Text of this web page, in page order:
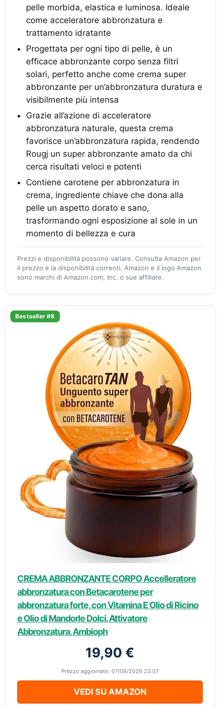
pelle morbida, elastica e luminosa. Ideale
come acceleratore abbronzatura e
trattamento idratante
Progettata per ogni tipo di pelle, è un
efficace abbronzante corpo senza filtri
solari, perfetto anche come crema super
abbronzante per un’abbronzatura duratura e
visibilmente più intensa
Grazie all’azione di acceleratore
abbronzatura naturale, questa crema
favorisce un’abbronzatura rapida, rendendo
Rougj un super abbronzante amato da chi
cerca risultati veloci e potenti
Contiene carotene per abbronzatura in
crema, ingrediente chiave che dona alla
pelle un aspetto dorato e sano,
trasformando ogni esposizione al sole in un
momento di bellezza e cura
Prezzi e disponibilità possono variare. Consulta Amazon per
il prezzo e la disponibilità correnti. Amazon e il logo Amazon
sono marchi di Amazon.com, Inc. o sue affiliate.
Bestseller #8
CREMA ABBRONZANTE CORPO Accelleratore
abbronzatura con Betacarotene per
abbronzatura forte, con Vitamina E Olio di Ricino
e Olio di Mandorle Dolci. Attivatore
Abbronzatura, Ambioph
19,90 €
Prezzo aggiornato: 07/08/2026 23:07
VEDI SU AMAZON